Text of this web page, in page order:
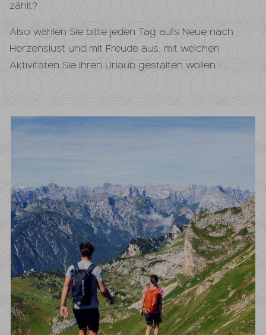
zählt?
Also wählen Sie bitte jeden Tag aufs Neue nach
Herzenslust und mit Freude aus, mit welchen
Aktivitäten Sie Ihren Urlaub gestalten wollen ...